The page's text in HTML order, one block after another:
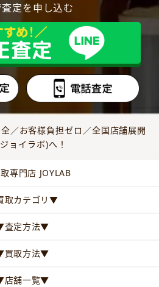
定を申し込む
／お客様負担ゼロ／全国店舗展開
ョイラボ)へ！
専門店 JOYLAB
取カテゴリ▼
定方法▼
取方法▼
舗一覧▼